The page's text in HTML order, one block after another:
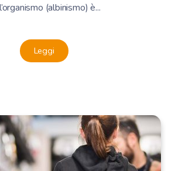
(albinismo) è...
Leggi